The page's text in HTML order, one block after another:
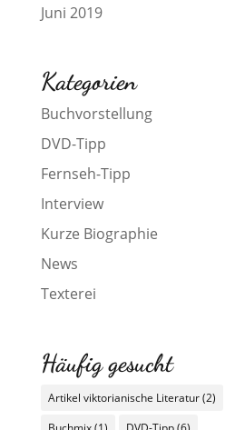
Juni 2019
Kategorien
Buchvorstellung
DVD-Tipp
Fernseh-Tipp
Interview
Kurze Biographie
News
Texterei
Häufig gesucht
Artikel viktorianische Literatur(2)